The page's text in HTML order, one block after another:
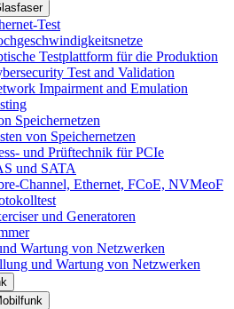
Test
Testplattform für die Produktion
Test and Validation
Impairment and Emulation
Speichernetzen
von Speichernetzen
und Prüftechnik für PCIe
und SATA
Channel, Ethernet, FCoE, NVMeoF
und Generatoren
Wartung von Netzwerken
und Wartung von Netzwerken